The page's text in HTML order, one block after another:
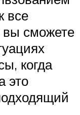
все
вы сможете
когда
это